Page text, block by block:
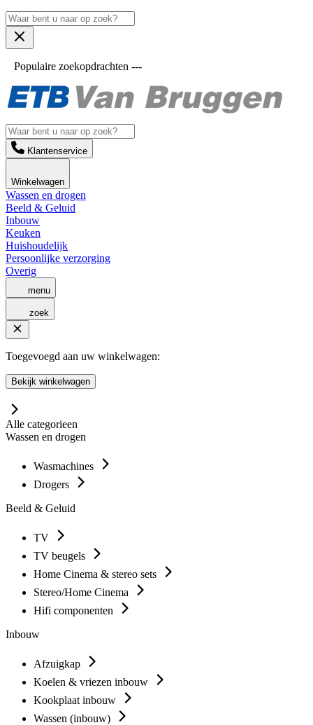
Populaire zoekopdrachten ---
Klantenservice
Winkelwagen
Wassen en drogen
Beeld & Geluid
Inbouw
Keuken
Huishoudelijk
Persoonlijke verzorging
Overig
menu
zoek
Toegevoegd aan uw winkelwagen:
Bekijk winkelwagen
Alle categorieen
Wassen en drogen
Wasmachines
Drogers
Beeld & Geluid
TV
TV beugels
Home Cinema & stereo sets
Stereo/Home Cinema
Hifi componenten
Inbouw
Afzuigkap
Koelen & vriezen inbouw
Kookplaat inbouw
Wassen (inbouw)